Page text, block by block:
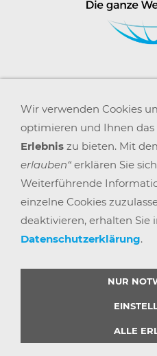
ARBEITSPLATZEXPERTEN
GEMEINSAM STÄRKER
© 2025 |BÜRO
Wir verwenden Cookies
optimieren und Ihnen das
Erlebnis zu bieten. Mit
erlauben“ erklären Sie
Weiterführende
einzelne Cookies
deaktivieren, erhalten Sie
Datenschutzerklärung.
NUR
ALLE